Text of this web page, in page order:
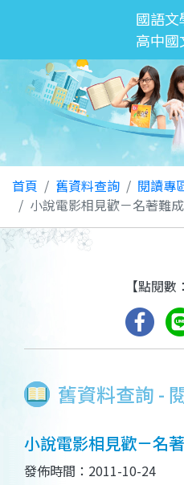
國語文
高中國
首頁 舊資料查詢
閱讀專
小說電影相見歡－名著難
舊資料查詢 -
【點閱數
小說電影相見歡－名
發佈時間：2011-10-24